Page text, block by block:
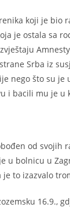
koji je bio
je ostala sa
Srba iz
nego što su
i bacili mu je u
od svojih
u bolnicu u
to izazvalo
16.9.,